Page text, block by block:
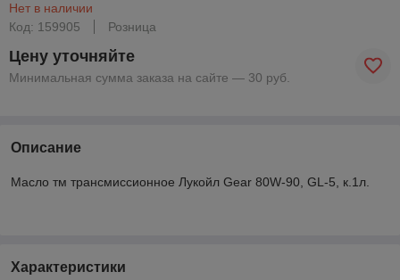
Нет в наличии
Код: 159905
Розница
Цену уточняйте
Минимальная сумма заказа на сайте — 30 руб.
Описание
Масло тм трансмиссионное Лукойл Gear 80W-90, GL-5, к.1л.
Характеристики